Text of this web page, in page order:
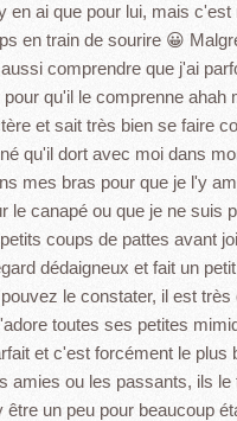
en ai que pour lui, mais
en train de sourire 😀
comprendre que j'ai
qu'il le comprenne
et sait très bien se faire
qu'il dort avec moi dans
mes bras pour que je l'y
le canapé ou que je ne suis
coups de pattes avant
dédaigneux et fait un
le constater, il est
toutes ses petites
et c'est forcément le plus
amies ou les passants, ils
un peu pour beaucoup